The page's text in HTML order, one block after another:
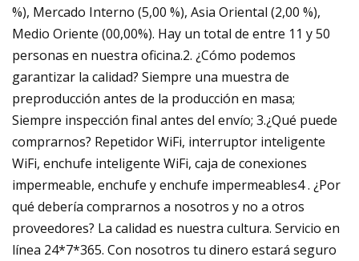
%), Mercado Interno (5,00 %), Asia Oriental (2,00 %),
Medio Oriente (00,00%). Hay un total de entre 11 y 50
personas en nuestra oficina.2. ¿Cómo podemos
garantizar la calidad? Siempre una muestra de
preproducción antes de la producción en masa;
Siempre inspección final antes del envío; 3.¿Qué puede
comprarnos? Repetidor WiFi, interruptor inteligente
WiFi, enchufe inteligente WiFi, caja de conexiones
impermeable, enchufe y enchufe impermeables4 . ¿Por
qué debería comprarnos a nosotros y no a otros
proveedores? La calidad es nuestra cultura. Servicio en
línea 24*7*365. Con nosotros tu dinero estará seguro